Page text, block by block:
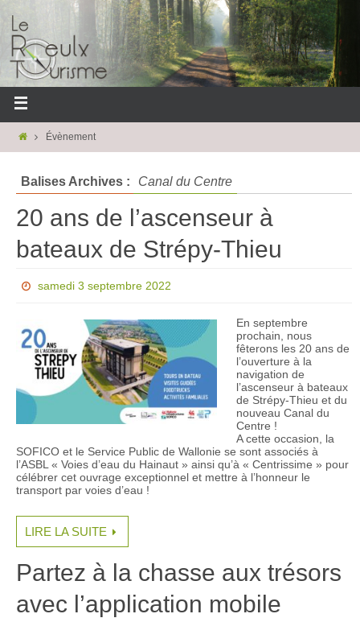
Évènement
Balises Archives : Canal du Centre
20 ans de l’ascenseur à
bateaux de Strépy-Thieu
samedi 3 septembre 2022
En septembre
prochain, nous
fêterons les 20 ans de
l’ouverture à la
navigation de
l’ascenseur à bateaux
de Strépy-Thieu et du
nouveau Canal du
Centre !
A cette occasion, la
SOFICO et le Service Public de Wallonie se sont associés à
l’ASBL « Voies d’eau du Hainaut » ainsi qu’à « Centrissime » pour
célébrer cet ouvrage exceptionnel et mettre à l’honneur le
transport par voies d’eau !
LIRE LA SUITE
Partez à la chasse aux trésors
avec l’application mobile